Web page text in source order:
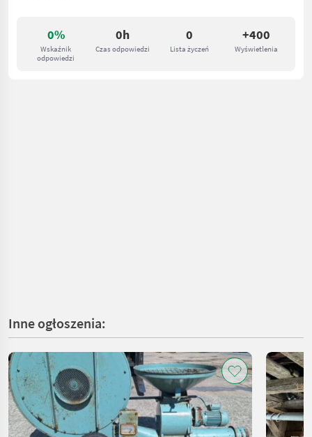
0%
Wskaźnik
odpowiedzi
0h
Czas odpowiedzi
0
Lista życzeń
+400
Wyświetlenia
Inne ogłoszenia: